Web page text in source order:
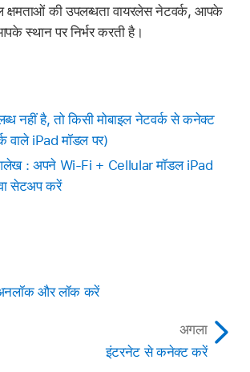
क्षमताओं की उपलब्धता वायरलेस नेटवर्क, आपके
स्थान पर निर्भर करती है।
नहीं है, तो किसी मोबाइल नेटवर्क से कनेक्ट
वाले iPad मॉडल पर)
: अपने Wi-Fi + Cellular मॉडल iPad
सेटअप करें
और लॉक करें
अगला
इंटरनेट से कनेक्ट करें